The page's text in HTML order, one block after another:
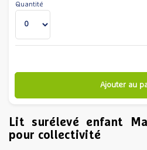
Quantité
Ajouter au
Lit surélevé enfant
pour collectivité